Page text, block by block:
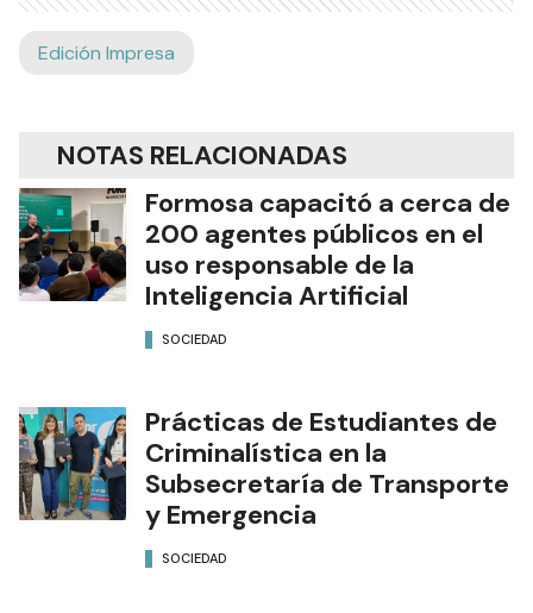
Edición Impresa
NOTAS RELACIONADAS
Formosa capacitó a cerca de
200 agentes públicos en el
uso responsable de la
Inteligencia Artificial
SOCIEDAD
Prácticas de Estudiantes de
Criminalística en la
Subsecretaría de Transporte
y Emergencia
SOCIEDAD